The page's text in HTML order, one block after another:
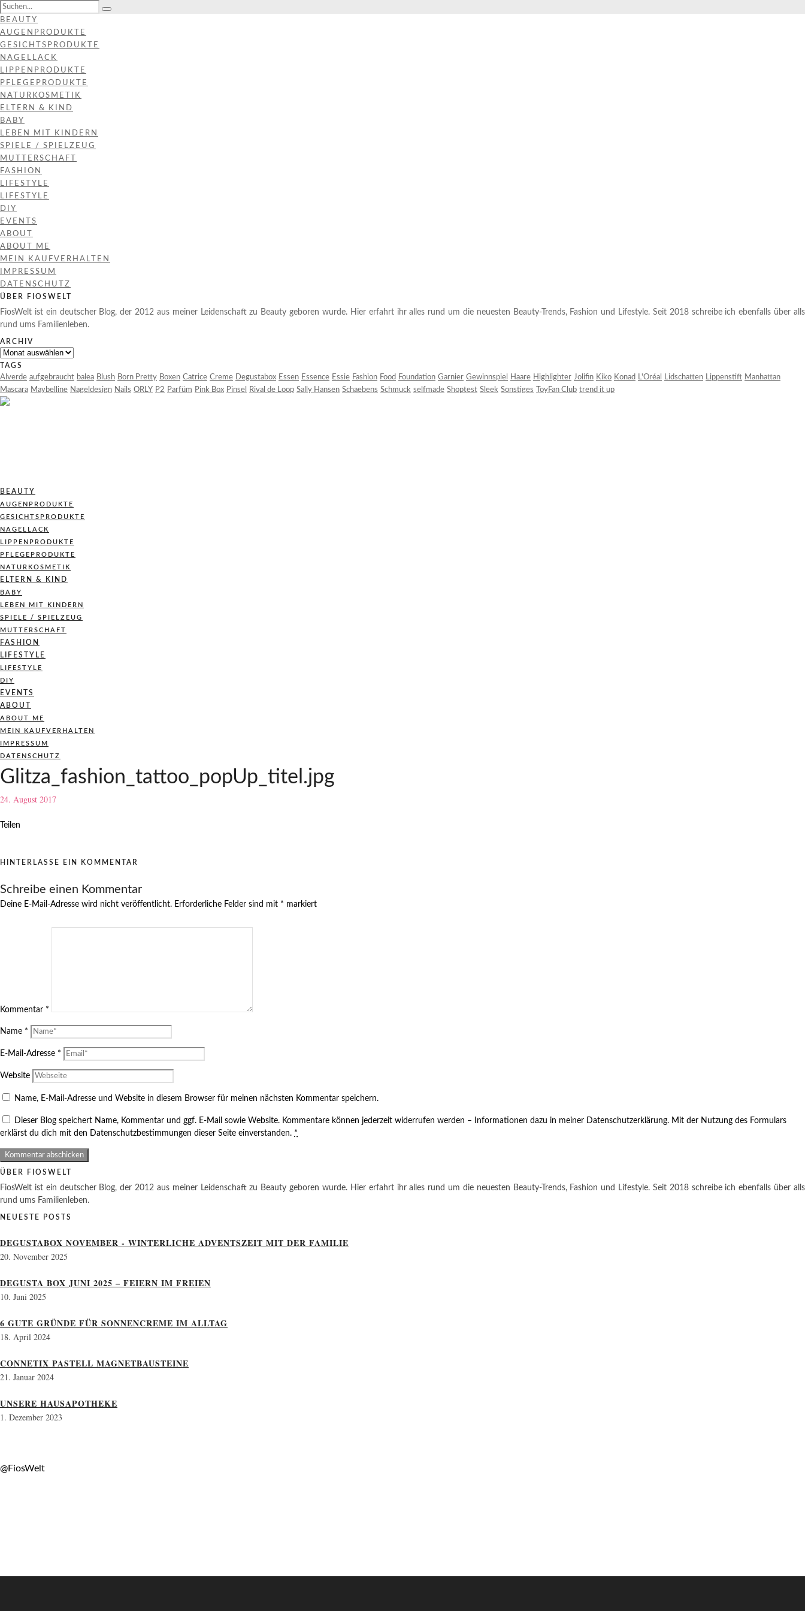
BEAUTY
AUGENPRODUKTE
GESICHTSPRODUKTE
NAGELLACK
LIPPENPRODUKTE
PFLEGEPRODUKTE
NATURKOSMETIK
ELTERN & KIND
BABY
LEBEN MIT KINDERN
SPIELE / SPIELZEUG
MUTTERSCHAFT
FASHION
LIFESTYLE
LIFESTYLE
DIY
EVENTS
ABOUT
ABOUT ME
MEIN KAUFVERHALTEN
IMPRESSUM
DATENSCHUTZ
ÜBER FIOSWELT
FiosWelt ist ein deutscher Blog, der 2012 aus meiner Leidenschaft zu Beauty geboren wurde. Hier erfahrt ihr alles rund um die neuesten Beauty-Trends, Fashion und Lifestyle. Seit 2018 schreibe ich ebenfalls über alls
rund ums Familienleben.
ARCHIV
Archiv
TAGS
Alverde aufgebraucht balea Blush Born Pretty Boxen Catrice Creme Degustabox Essen Essence Essie Fashion Food Foundation Garnier Gewinnspiel Haare Highlighter Jolifin Kiko Konad L'Oréal Lidschatten Lippenstift Manhattan
Mascara Maybelline Nageldesign Nails ORLY P2 Parfüm Pink Box Pinsel Rival de Loop Sally Hansen Schaebens Schmuck selfmade Shoptest Sleek Sonstiges ToyFan Club trend it up
BEAUTY
AUGENPRODUKTE
GESICHTSPRODUKTE
NAGELLACK
LIPPENPRODUKTE
PFLEGEPRODUKTE
NATURKOSMETIK
ELTERN & KIND
BABY
LEBEN MIT KINDERN
SPIELE / SPIELZEUG
MUTTERSCHAFT
FASHION
LIFESTYLE
LIFESTYLE
DIY
EVENTS
ABOUT
ABOUT ME
MEIN KAUFVERHALTEN
IMPRESSUM
DATENSCHUTZ
Glitza_fashion_tattoo_popUp_titel.jpg
24. August 2017
Teilen
HINTERLASSE EIN KOMMENTAR
Schreibe einen Kommentar
Deine E-Mail-Adresse wird nicht veröffentlicht. Erforderliche Felder sind mit * markiert
Kommentar *
Name *
E-Mail-Adresse *
Website
Name, E-Mail-Adresse und Website in diesem Browser für meinen nächsten Kommentar speichern.
Dieser Blog speichert Name, Kommentar und ggf. E-Mail sowie Website. Kommentare können jederzeit widerrufen werden – Informationen dazu in meiner Datenschutzerklärung. Mit der Nutzung des Formulars
erklärst du dich mit den Datenschutzbestimmungen dieser Seite einverstanden. *
ÜBER FIOSWELT
FiosWelt ist ein deutscher Blog, der 2012 aus meiner Leidenschaft zu Beauty geboren wurde. Hier erfahrt ihr alles rund um die neuesten Beauty-Trends, Fashion und Lifestyle. Seit 2018 schreibe ich ebenfalls über alls
rund ums Familienleben.
NEUESTE POSTS
DEGUSTABOX NOVEMBER - WINTERLICHE ADVENTSZEIT MIT DER FAMILIE
20. November 2025
DEGUSTA BOX JUNI 2025 – FEIERN IM FREIEN
10. Juni 2025
6 GUTE GRÜNDE FÜR SONNENCREME IM ALLTAG
18. April 2024
CONNETIX PASTELL MAGNETBAUSTEINE
21. Januar 2024
UNSERE HAUSAPOTHEKE
1. Dezember 2023
@FiosWelt